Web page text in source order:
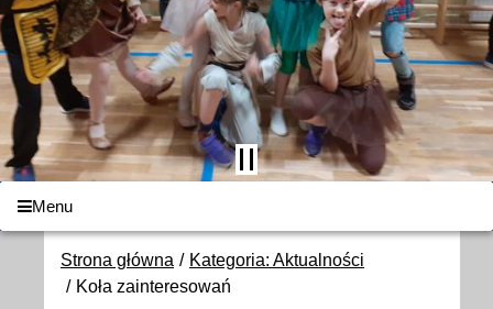
Menu
Strona główna
Kategoria: Aktualności
Koła zainteresowań